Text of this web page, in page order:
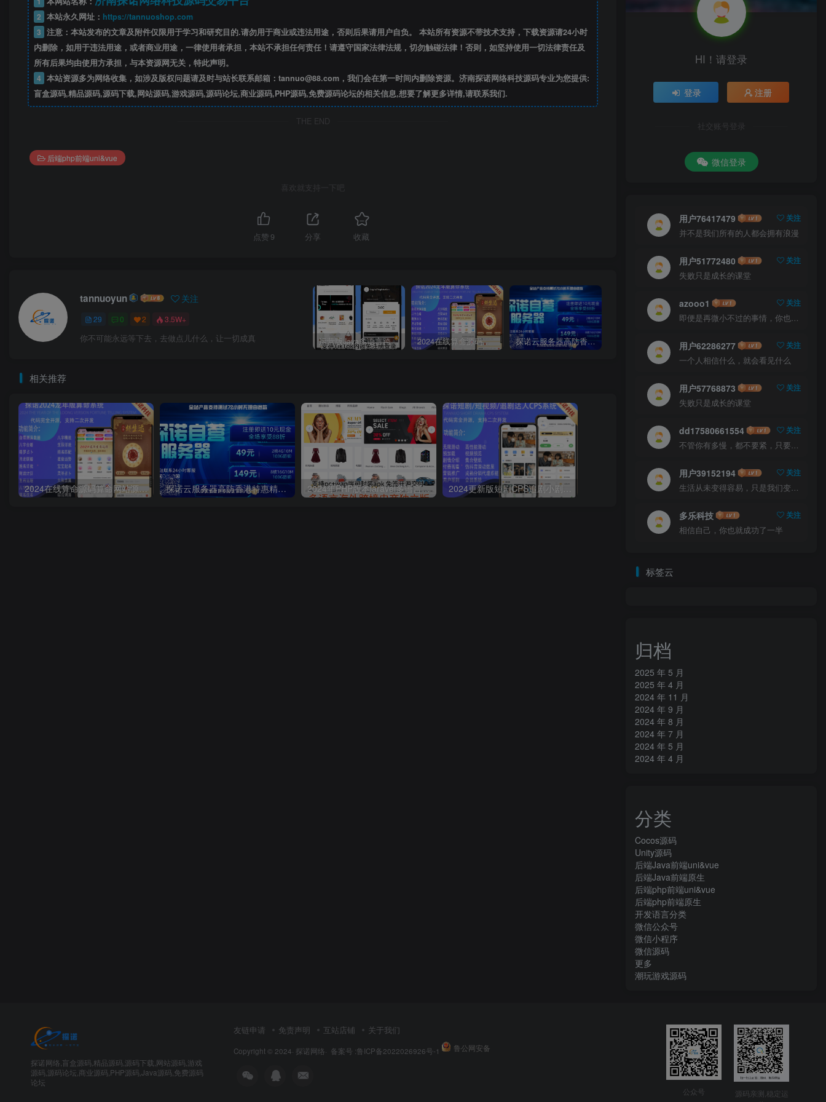
2 本站永久网址： https://tannuoshop.com
3 注意：本站发布的文章及附件仅限用于学习和研究目的.请勿用于商业或违法用途，否则后果请用户自负。 本站所有资源不带技术支持，下载资源请24小时
内删除，如用于违法用途，或者商业用途，一律使用者承担，本站不承担任何责任！请遵守国家法律法规，切勿触碰法律！否则，如坚持使用一切法律责任及
所有后果均由使用方承担，与本资源网无关，特此声明。
4 本站资源多为网络收集，如涉及版权问题请及时与站长联系邮箱：tannuo@88.com，我们会在第一时间内删除资源。济南探诺网络科技源码专业为您提供:
盲盒源码,精品源码,源码下载,网站源码,游戏源码,源码论坛,商业源码,PHP源码,免费源码论坛的相关信息,想要了解更多详情,请联系我们.
THE END
后端php前端uni&vue
喜欢就支持一下吧
点赞 9 分享 收藏
tannuoyun 关注
29 0 2 3.5W+
你不可能永远等下去，去做点儿什么，让一切成真 运营版Java多语言跨境电商外贸商城TikToK shop内嵌商城商家入驻一键铺货完整源码带搭建教程 2024在线算命源码算命网站源码V8.0全新版,二级分销系统,支持微信支付宝官方支付虎皮椒个人免签支付接口 探诺云服务器高防香港特惠精品CN2,美国高防,国内高防,大带宽,云服务器/裸金属物理机 2024运营级短视频语音直播带货语聊房APP[手机游戏直播WEB开播]多端同步微信小程序公会 2024年PHP版本laravel多语言海外跨境电商商城支持多国语言插件导入一键铺货多商户入驻
相关推荐
2024在线算命源码算命网站源码V8.0全新版,二级分销系统,支持微信支付宝官方支付虎皮椒个人免签支付接口 探诺云服务器高防香港特惠精品CN2,美国高防,国内高防,大带宽,云服务器/裸金属物理机 2024年PHP版本laravel多语言海外跨境电商商城支持多国语言插件导入一键铺货多商户入驻 2024更新版短剧CPS追剧小剧场微信小程序H5网页APP付费模式会员系统代理分销系统全开源
HI！请登录
登录 注册
社交账号登录
微信登录
用户76417479
关注
并不是我们所有的人都会拥有浪漫
用户51772480
关注
失败只是成长的课堂
azooo1
关注
即便是再微小不过的事情，你也要用心去做。这就是成功的秘密
用户62286277
关注
一个人相信什么，就会看见什么
用户57768873
关注
失败只是成长的课堂
dd17580661554
关注
不管你有多慢，都不要紧，只要你有决心，你最终都会到达想去的地方
用户39152194
关注
生活从未变得容易，只是我们变得更加坚强
多乐科技
关注
相信自己，你也就成功了一半
标签云
归档
2025 年 5 月
2025 年 4 月
2024 年 11 月
2024 年 9 月
2024 年 8 月
2024 年 7 月
2024 年 5 月
2024 年 4 月
分类
Cocos源码
Unity源码
后端Java前端uni&vue
后端Java前端原生
后端php前端uni&vue
后端php前端原生
开发语言分类
微信公众号
微信小程序
微信源码
更多
潮玩游戏源码
探诺网络,盲盒源码,精品源码,源码下载,网站源码,游戏
源码,源码论坛,商业源码,PHP源码,Java源码,免费源码
论坛
友链申请 免责声明 互站店铺 关于我们
Copyright © 2024· 探诺网络· 备案号 :鲁ICP备2022026926号-1 鲁公网安备
公众号
源码亲测,稳定运